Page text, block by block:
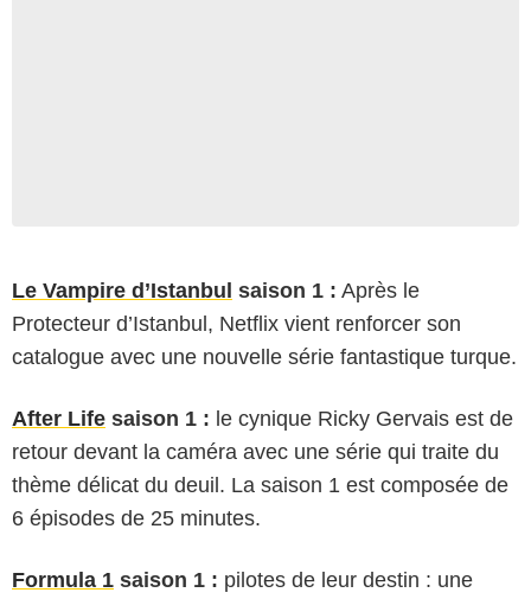
Le Vampire d’Istanbul saison 1 : Après le
Protecteur d’Istanbul, Netflix vient renforcer son
catalogue avec une nouvelle série fantastique turque.
After Life saison 1 : le cynique Ricky Gervais est de
retour devant la caméra avec une série qui traite du
thème délicat du deuil. La saison 1 est composée de
6 épisodes de 25 minutes.
Formula 1 saison 1 : pilotes de leur destin : une